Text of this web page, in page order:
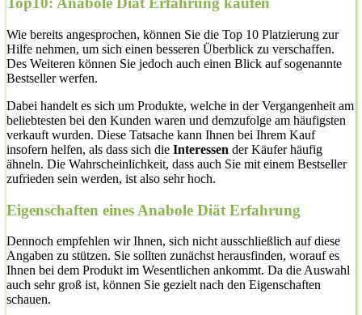
Wie bereits angesprochen, können Sie die Top 10 Platzierung zur
Hilfe nehmen, um sich einen besseren Überblick zu verschaffen.
Des Weiteren können Sie jedoch auch einen Blick auf sogenannte
Bestseller werfen.
Dabei handelt es sich um Produkte, welche in der Vergangenheit am
beliebtesten bei den Kunden waren und demzufolge am häufigsten
verkauft wurden. Diese Tatsache kann Ihnen bei Ihrem Kauf
insofern helfen, als dass sich die Interessen der Käufer häufig
ähneln. Die Wahrscheinlichkeit, dass auch Sie mit einem Bestseller
zufrieden sein werden, ist also sehr hoch.
Eigenschaften eines Anabole Diät Erfahrung
Dennoch empfehlen wir Ihnen, sich nicht ausschließlich auf diese
Angaben zu stützen. Sie sollten zunächst herausfinden, worauf es
Ihnen bei dem Produkt im Wesentlichen ankommt. Da die Auswahl
auch sehr groß ist, können Sie gezielt nach den Eigenschaften
schauen.